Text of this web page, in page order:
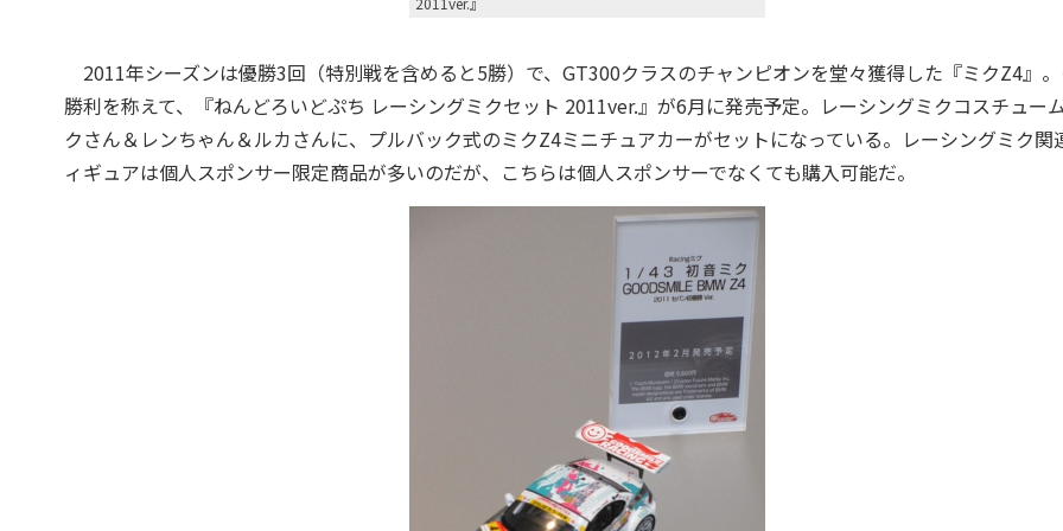
2011年シーズンは優勝3回（特別戦を含めると5勝）で、GT300クラスのチャンピオンを堂々獲得した『ミクZ4』
勝利を称えて、『ねんどろいどぷち レーシングミクセット 2011ver.』が6月に発売予定。レーシングミクコスチュー
クさん＆レンちゃん＆ルカさんに、プルバック式のミクZ4ミニチュアカーがセットになっている。レーシングミク関
ィギュアは個人スポンサー限定商品が多いのだが、こちらは個人スポンサーでなくても購入可能だ。